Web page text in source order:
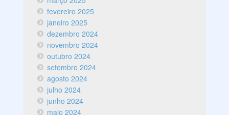
fevereiro 2025
janeiro 2025
dezembro 2024
novembro 2024
outubro 2024
setembro 2024
agosto 2024
julho 2024
junho 2024
maio 2024